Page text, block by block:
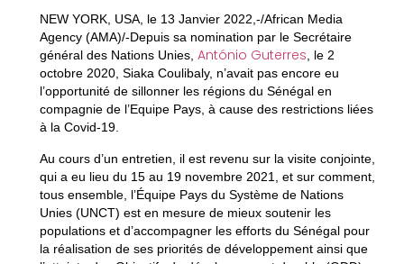
NEW YORK, USA, le 13 Janvier 2022,-/African Media
Agency (AMA)/-Depuis sa nomination par le Secrétaire
général des Nations Unies, António Guterres , le 2
octobre 2020, Siaka Coulibaly, n’avait pas encore eu
l’opportunité de sillonner les régions du Sénégal en
compagnie de l’Equipe Pays, à cause des restrictions liées
à la Covid-19.
Au cours d’un entretien, il est revenu sur la visite conjointe,
qui a eu lieu du 15 au 19 novembre 2021, et sur comment,
tous ensemble, l’Équipe Pays du Système de Nations
Unies (UNCT) est en mesure de mieux soutenir les
populations et d’accompagner les efforts du Sénégal pour
la réalisation de ses priorités de développement ainsi que